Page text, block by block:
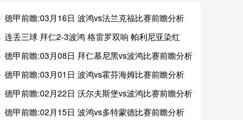
德甲前瞻:03月16日 波鸿vs法兰克福比赛前瞻分析
连丢三球 拜仁2-3波鸿 格雷罗双响 帕利尼亚染红
德甲前瞻:03月08日 拜仁慕尼黑vs波鸿比赛前瞻分析
德甲前瞻:03月01日 波鸿vs霍芬海姆比赛前瞻分析
德甲前瞻:02月22日 沃尔夫斯堡vs波鸿比赛前瞻分析
德甲前瞻:02月15日 波鸿vs多特蒙德比赛前瞻分析